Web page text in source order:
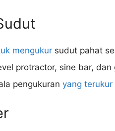
mengukur sudut pahat
protractor, sine bar,
pengukuran yang terukur